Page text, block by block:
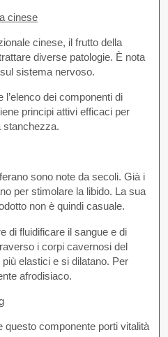
cinese
cinese, il frutto della
diverse patologie. È nota
sistema nervoso.
dei componenti di
principi attivi efficaci per
sono note da secoli. Già i
per stimolare la libido. La sua
non è quindi casuale.
di fluidificare il sangue e di
i corpi cavernosi del
elastici e si dilatano. Per
afrodisiaco.
questo componente porti vitalità